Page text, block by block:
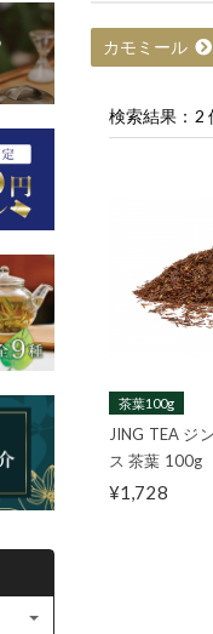
カモミール
検索結果：2
茶葉100g
JING TEA ジ
ス 茶葉 100g
¥1,728